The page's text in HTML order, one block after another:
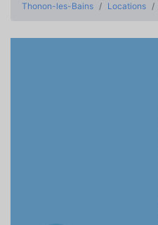
Thonon-les-Bains Locations